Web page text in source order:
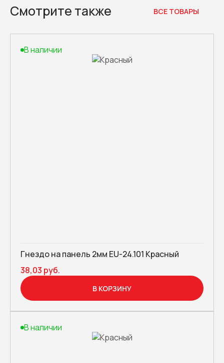
Смотрите также ВСЕ ТОВАРЫ
Гнездо на панель 2мм EU-24.101 Красный
38,03 руб.
В КОРЗИНУ
В наличии
В наличии